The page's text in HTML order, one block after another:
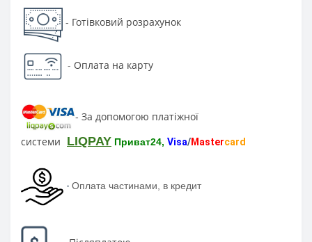
- Готівковий розрахунок
- Оплата на карту
- За допомогою платіжної
системи LIQPAY Приват24, Visa/Mastercard
- Оплата частинами, в кредит